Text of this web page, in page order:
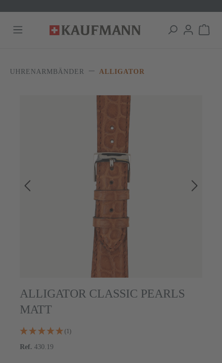
springen
UHRENARMBÄNDER ALLIGATOR
ALLIGATOR CLASSIC PEARLS
MATT
(1)
Ref. 430.19